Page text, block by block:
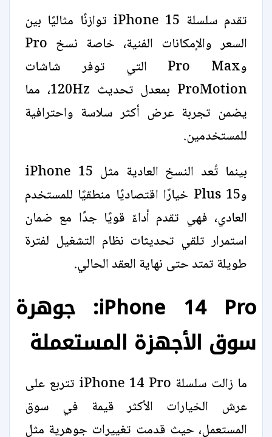
تقدم سلسلة iPhone 15 توازنًا مثاليًا بين
السعر والإمكانات الفنية، خاصة نسخ Pro
وPro Max التي توفر شاشات
ProMotion بمعدل تحديث 120Hz، مما
يضمن تجربة عرض أكثر سلاسة واحترافية
للمستخدمين.
بينما تُعد النسخ العادية مثل iPhone 15
و15 Plus خيارًا اقتصاديًا منطقيًا للمستخدم
العادي، فهي تقدم أداءً قويًا جدًا مع ضمان
استمرار تلقي تحديثات نظام التشغيل لفترة
طويلة تمتد حتى نهاية العقد الحالي.
iPhone 14 Pro: جوهرة
سوق الأجهزة المستعملة
ما زالت سلسلة iPhone 14 Pro تتربع على
عرش الخيارات الأكثر قيمة في سوق
المستعمل، حيث قدمت تغييرات جوهرية مثل